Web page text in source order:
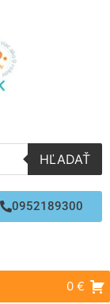
HĽADAŤ
0952189300
0 €